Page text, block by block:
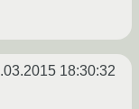
18:30:32